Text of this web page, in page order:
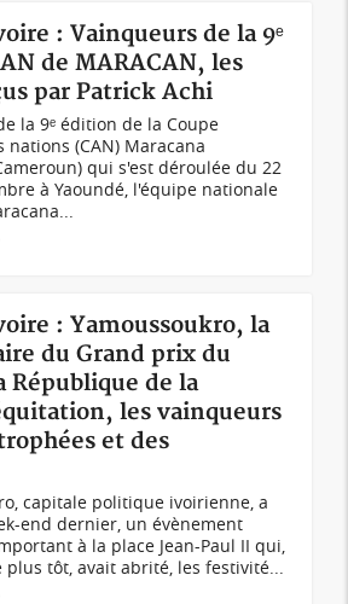
: Vainqueurs de la 9ᵉ
de MARACAN, les
par Patrick Achi
la 9ᵉ édition de la Coupe
nations (CAN) Maracana
qui s'est déroulée du 22
à Yaoundé, l'équipe nationale
: Yamoussoukro, la
du Grand prix du
République de la
les vainqueurs
et des
capitale politique ivoirienne, a
end dernier, un évènement
à la place Jean-Paul II qui,
plus tôt, avait abrité, les festivité...